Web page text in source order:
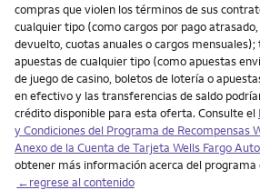
compras que violen los términos de sus
cualquier tipo (como cargos por pago
devuelto, cuotas anuales o cargos mensuales);
apuestas de cualquier tipo (como apuestas
de juego de casino, boletos de lotería o
en efectivo y las transferencias de saldo
crédito disponible para esta oferta. Consulte el
y Condiciones del Programa de Recompensas
Anexo de la Cuenta de Tarjeta Wells Fargo
obtener más información acerca del programa
←regrese al contenido